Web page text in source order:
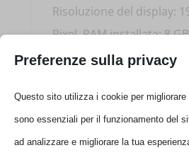
Risoluzione del display:
Pixel. RAM installata: 8
RAM: DDR5-SDRAM.
memoria: SSD. Modello
grafica integrata: Intel®
Graphics. Colore del
Preferenze sulla privacy
Questo sito utilizza i cookie per
sono essenziali per il funzionamento del
ad analizzare e migliorare la tua